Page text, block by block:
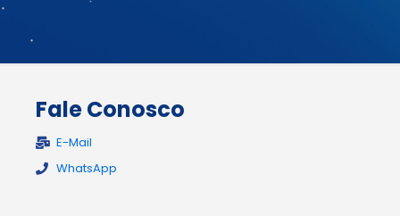
Fale Conosco
E-Mail
WhatsApp